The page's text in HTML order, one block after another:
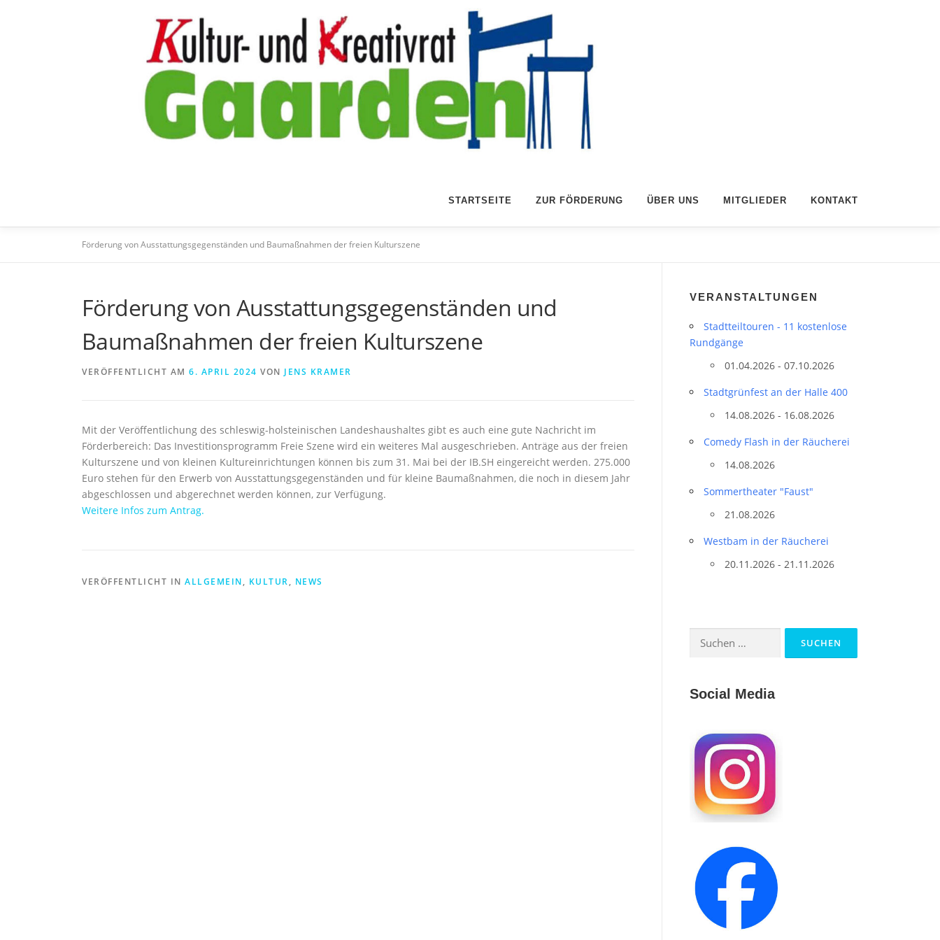
STARTSEITE ZUR FÖRDERUNG ÜBER UNS MITGLIEDER KONTAKT
Förderung von Ausstattungsgegenständen und Baumaßnahmen der freien Kulturszene
Förderung von Ausstattungsgegenständen und
Baumaßnahmen der freien Kulturszene
VERÖFFENTLICHT AM 6. APRIL 2024 VON JENS KRAMER
Mit der Veröffentlichung des schleswig-holsteinischen Landeshaushaltes gibt es auch eine gute Nachricht im
Förderbereich: Das Investitionsprogramm Freie Szene wird ein weiteres Mal ausgeschrieben. Anträge aus der freien
Kulturszene und von kleinen Kultureinrichtungen können bis zum 31. Mai bei der IB.SH eingereicht werden. 275.000
Euro stehen für den Erwerb von Ausstattungsgegenständen und für kleine Baumaßnahmen, die noch in diesem Jahr
abgeschlossen und abgerechnet werden können, zur Verfügung.
Weitere Infos zum Antrag.
VERÖFFENTLICHT IN ALLGEMEIN, KULTUR, NEWS
VERANSTALTUNGEN
Stadtteil­touren - 11 kostenlose
Rundgänge
01.04.2026 - 07.10.2026
Stadtgrünfest an der Halle 400
14.08.2026 - 16.08.2026
Comedy Flash in der Räucherei
14.08.2026
Sommertheater "Faust"
21.08.2026
Westbam in der Räucherei
20.11.2026 - 21.11.2026
Suchen
Social Media